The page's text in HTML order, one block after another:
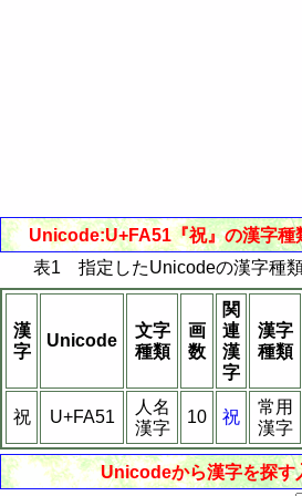
Unicode:U+FA51『祝』の漢字種
表1 指定したUnicodeの漢字種
漢
字
Unicode
文字
種類
画
数
関
連
漢
字
漢字
種類
祝 U+FA51
人名
漢字
10 祝
常用
漢字
Unicodeから漢字を探す